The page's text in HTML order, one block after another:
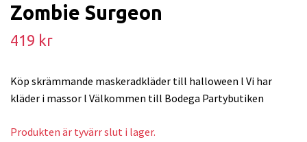
Zombie Surgeon
419 kr
Köp skrämmande maskeradkläder till halloween l Vi har
kläder i massor l Välkommen till Bodega Partybutiken
Produkten är tyvärr slut i lager.